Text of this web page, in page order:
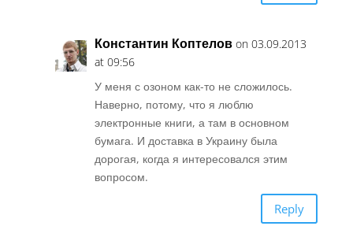
Константин Коптелов on 03.09.2013
at 09:56
У меня с озоном как-то не сложилось.
Наверно, потому, что я люблю
электронные книги, а там в основном
бумага. И доставка в Украину была
дорогая, когда я интересовался этим
вопросом.
Reply